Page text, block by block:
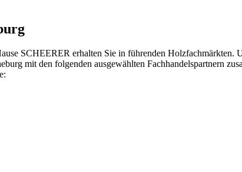
SCHEERER erhalten Sie in führenden
mit den folgenden ausgewählten Fachhandelspartnern